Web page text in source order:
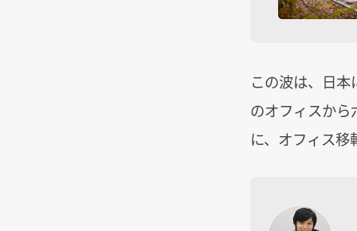
この波は、日
のオフィスから
に、オフィス移